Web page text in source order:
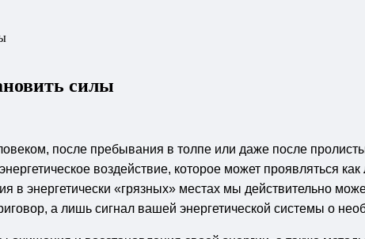
силы
после пребывания в толпе или даже после
воздействие, которое может проявляться как
энергетически «грязных» местах мы действительно
а лишь сигнал вашей энергетической системы о